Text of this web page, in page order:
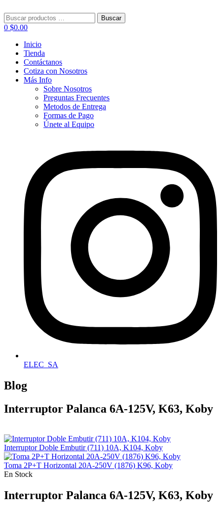
Buscar:
Buscar
0 $0.00
Inicio
Tienda
Contáctanos
Cotiza con Nosotros
Más Info
Sobre Nosotros
Preguntas Frecuentes
Metodos de Entrega
Formas de Pago
Únete al Equipo
ELEC_SA
Blog
Interruptor Palanca 6A-125V, K63, Koby
Interruptor Doble Embutir (711) 10A, K104, Koby
Toma 2P+T Horizontal 20A-250V (1876) K96, Koby
En Stock
Interruptor Palanca 6A-125V, K63, Koby